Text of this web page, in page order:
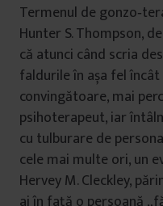
Termenul de
Hunter S. Thompson,
că atunci când scria
faldurile în așa fel
convingătoare, mai
psihoterapeut, iar
cu tulburare de
cele mai multe ori, un
Hervey M. Cleckley,